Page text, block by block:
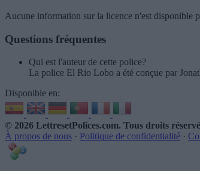
Aucune information sur la licence n'est disponible
Questions fréquentes
Qui est l'auteur de cette police?
La police El Rio Lobo a été conçue par
Disponible en:
© 2026 LettresetPolices.com. Tous droits
À propos de nous · Politique de confidentialité ·